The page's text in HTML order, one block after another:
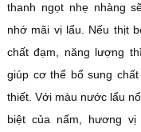
thanh ngọt nhẹ nhàng
nhớ mãi vị lẩu. Nếu thịt
chất đạm, năng lượng
giúp cơ thể bổ sung
thiết. Với màu nước lẩu
biệt của nấm, hương